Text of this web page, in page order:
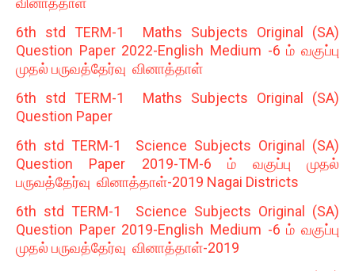
6th std TERM-1 Maths Subjects Original (SA)
Question Paper 2022-English Medium -6 ம் வகுப்பு
முதல் பருவத்தேர்வு வினாத்தாள்
6th std TERM-1 Maths Subjects Original (SA)
Question Paper
6th std TERM-1 Science Subjects Original (SA)
Question Paper 2019-TM-6 ம் வகுப்பு முதல்
பருவத்தேர்வு வினாத்தாள்-2019 Nagai Districts
6th std TERM-1 Science Subjects Original (SA)
Question Paper 2019-English Medium -6 ம் வகுப்பு
முதல் பருவத்தேர்வு வினாத்தாள்-2019